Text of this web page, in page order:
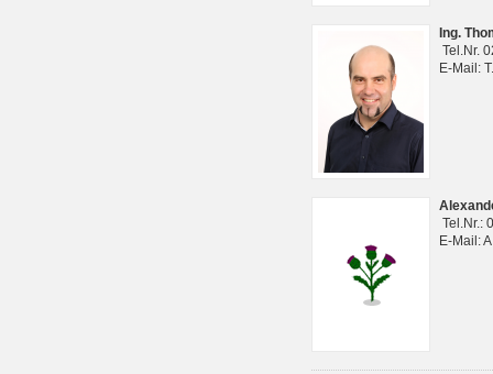
Ing.
Tel.Nr.
E-Mail:
Tel.Nr.:
E-Mail: